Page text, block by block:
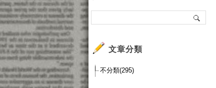
文章分類
不分類(295)